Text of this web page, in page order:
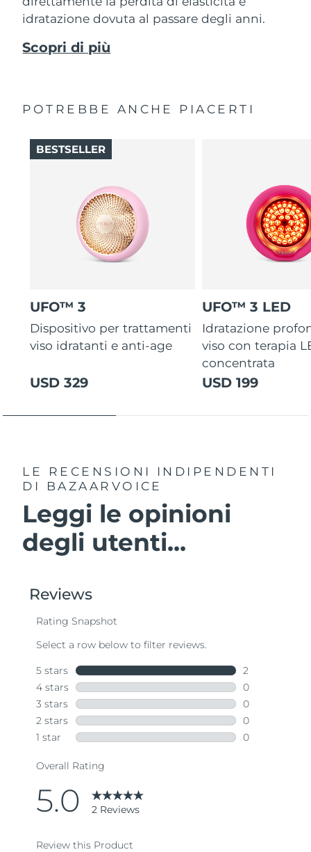
idratazione dovuta al passare degli anni.
Scopri di più
POTREBBE ANCHE PIACERTI
UFO™ 3
Dispositivo per trattamenti
viso idratanti e anti-age
USD 329
BESTSELLER
UFO™ 3 LED
Idratazione
viso con terapia
concentrata
USD 199
LE RECENSIONI INDIPENDENTI
DI BAZAARVOICE
Leggi le opinioni
degli utenti...